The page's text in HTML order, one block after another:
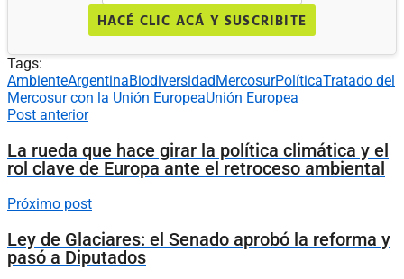
HACÉ CLIC ACÁ Y SUSCRIBITE
Tags:
AmbienteArgentinaBiodiversidadMercosurPolíticaTratado del
Mercosur con la Unión EuropeaUnión Europea
Post anterior
La rueda que hace girar la política climática y el
rol clave de Europa ante el retroceso ambiental
Próximo post
Ley de Glaciares: el Senado aprobó la reforma y
pasó a Diputados